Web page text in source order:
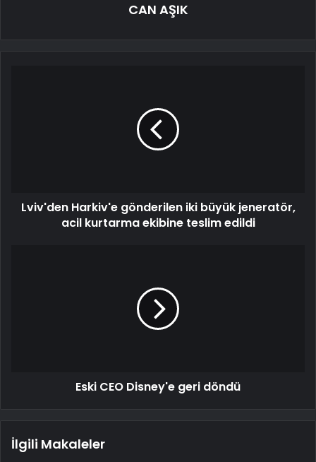
CAN AŞIK
Lviv'den Harkiv'e gönderilen iki büyük jeneratör,
acil kurtarma ekibine teslim edildi
Eski CEO Disney'e geri döndü
İlgili Makaleler